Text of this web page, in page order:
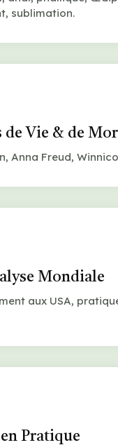
sublimation.
de Vie & de
Anna Freud,
Mondiale
aux USA,
Pratique